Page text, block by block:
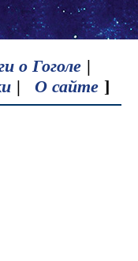
о Гоголе |
| О сайте ]